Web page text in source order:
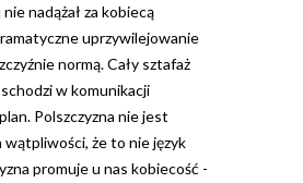
nadążał za kobiecą
uprzywilejowanie
normą. Cały sztafaż
w komunikacji
Polszczyzna nie jest
że to nie język
promuje u nas kobiecość -